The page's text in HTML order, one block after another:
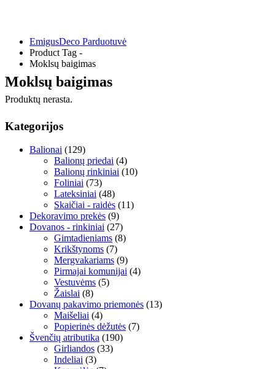
EmigusDeco Parduotuvė
Product Tag -
Moklsų baigimas
Moklsų baigimas
Produktų nerasta.
Kategorijos
Balionai (129)
Balionų priedai (4)
Balionų rinkiniai (10)
Foliniai (73)
Lateksiniai (48)
Skaičiai - raidės (11)
Dekoravimo prekės (9)
Dovanos - rinkiniai (27)
Gimtadieniams (8)
Krikštynoms (7)
Mergvakariams (9)
Pirmajai komunijai (4)
Vestuvėms (5)
Žaislai (8)
Dovanų pakavimo priemonės (13)
Maišeliai (4)
Popierinės dėžutės (7)
Švenčių atributika (190)
Girliandos (33)
Indeliai (3)